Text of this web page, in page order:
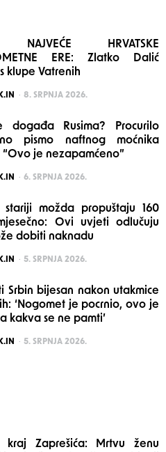
NAJVEĆE HRVATSKE
ERE: Zlatko Dalić
klupe Vatrenih
8. SRPNJA 2026.
događa Rusima? Procurilo
pismo naftnog moćnika
“Ovo je nezapamćeno”
6. SRPNJA 2026.
stariji možda propuštaju 160
Ovi uvjeti odlučuju
dobiti naknadu
5. SRPNJA 2026.
Srbin bijesan nakon utakmice
‘Nogomet je pocrnio, ovo je
kakva se ne pamti’
5. SRPNJA 2026.
kraj Zaprešića: Mrtvu ženu